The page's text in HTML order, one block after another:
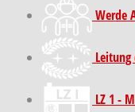
Werde
LZ 1 -